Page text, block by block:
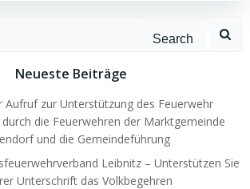
Neueste Beiträge
Aufruf zur Unterstützung des Feuerwehr
die Feuerwehren der Marktgemeinde
und die Gemeindeführung
Leibnitz – Unterstützen Sie
Unterschrift das Volkbegehren